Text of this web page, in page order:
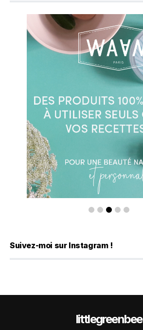
Suivez-moi sur Instagram !
littlegreenbee